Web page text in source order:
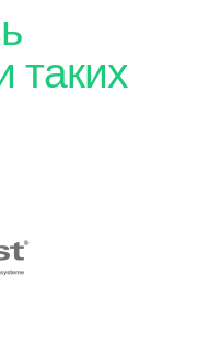
таких